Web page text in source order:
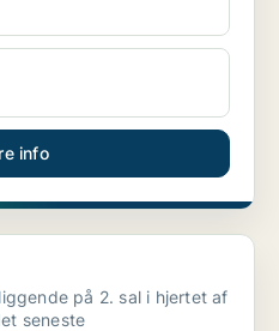
info
på 2. sal i hjertet af
seneste